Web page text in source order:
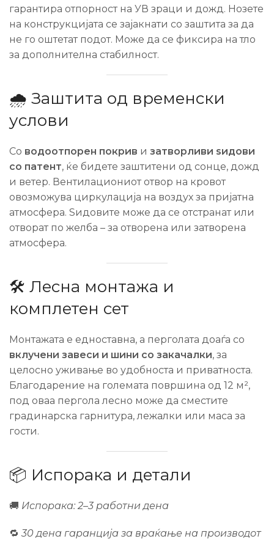
гарантира отпорност на УВ зраци и дожд. Нозете
на конструкцијата се зајакнати со заштита за да
не го оштетат подот. Може да се фиксира на тло
за дополнителна стабилност.
🌧️ Заштита од временски
услови
Со водоотпорен покрив и затворливи ѕидови
со патент, ќе бидете заштитени од сонце, дожд
и ветер. Вентилациониот отвор на кровот
овозможува циркулација на воздух за пријатна
атмосфера. Ѕидовите може да се отстранат или
отворат по желба – за отворена или затворена
атмосфера.
🛠️ Лесна монтажа и
комплетен сет
Монтажата е едноставна, а перголата доаѓа со
вклучени завеси и шини со закачалки, за
целосно уживање во удобноста и приватноста.
Благодарение на големата површина од 12 м²,
под оваа пергола лесно може да сместите
градинарска гарнитура, лежалки или маса за
гости.
📦 Испорака и детали
🚚 Испорака: 2–3 работни дена
🔁30 дена гаранција за враќање на производот